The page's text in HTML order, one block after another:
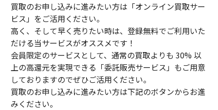
買取のお申し込みに進みたい方は「オンライン買取サー
ビス」をご活用ください。
高く、そして早く売りたい時は、登録無料でご利用いた
だける当サービスがオススメです！
会員限定のサービスとして、通常の買取よりも 30% 以
上の高還元を実現できる「委託販売サービス」もご用意
しておりますのでぜひご活用ください。
買取のお申し込みに進みたい方は下記のボタンからお進
みください。